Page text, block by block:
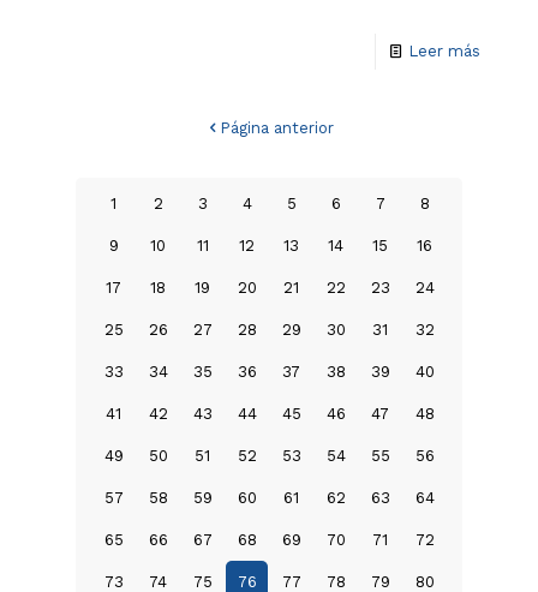
Leer más
Página anterior
1 2 3 4 5 6 7 8
9 10 11 12 13 14 15 16
17 18 19 20 21 22 23 24
25 26 27 28 29 30 31 32
33 34 35 36 37 38 39 40
41 42 43 44 45 46 47 48
49 50 51 52 53 54 55 56
57 58 59 60 61 62 63 64
65 66 67 68 69 70 71 72
73 74 75 76 77 78 79 80